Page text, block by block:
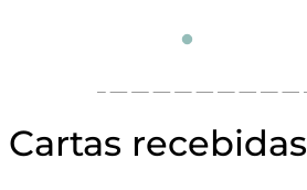
Cartas recebidas